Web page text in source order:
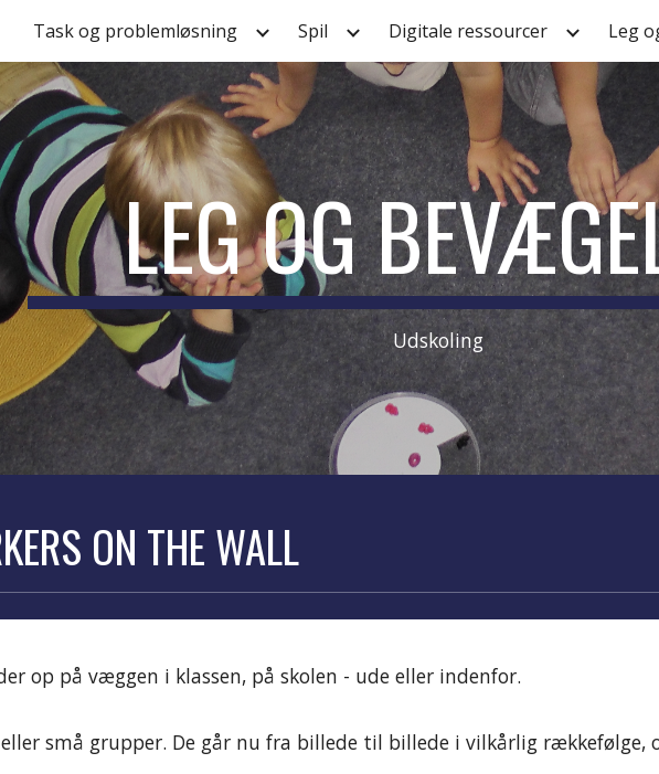
Skip to main content Skip to
Task og problemløsning Spil Digitale ressourcer Leg
LEG OG
Udskoling
ON THE WALL
op på væggen i klassen, på skolen - ude ellerindenfor.
små grupper. De går nu fra billede til billede i vilkårlig